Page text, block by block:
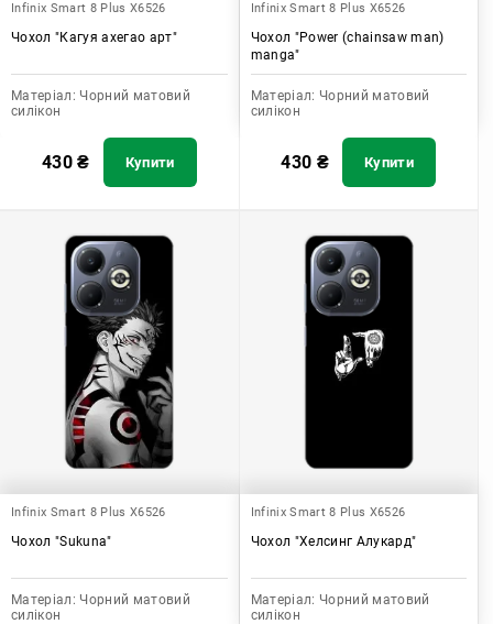
Infinix Smart 8 Plus X6526
Чохол "Кагуя ахегао арт"
Матеріал: Чорний матовий
силікон
430₴ Купити
Infinix Smart 8 Plus X6526
Чохол "Power (chainsaw man)
manga"
Матеріал: Чорний матовий
силікон
430 ₴ Купити
Infinix Smart 8 Plus X6526
Чохол "Sukuna"
Матеріал: Чорний матовий
силікон
Infinix Smart 8 Plus X6526
Чохол "Хелсинг Алукард"
Матеріал: Чорний матовий
силікон